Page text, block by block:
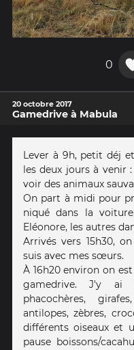
0
20 octobre 2017
Gamedrive à Mabula
Lever à 9h, petit déj
les deux jours à venir
voir des animaux
On part à midi pour
niqué dans la
Eléonore, les autres
Arrivés vers 15h30,
suis avec mes sœurs.
À 16h20 environ on
gamedrive. J'y ai
phacochères,
antilopes, zèbres,
différents oiseaux et
pause boissons/